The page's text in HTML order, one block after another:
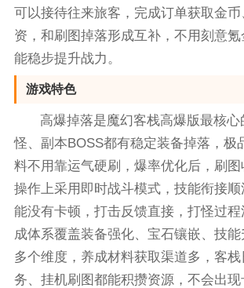
可以接待往来旅客，完成订单获取金
资，和刷图掉落形成互补，不用刻意
能稳步提升战力。
游戏特色
高爆掉落是魔幻客栈高爆版最核
怪、副本BOSS都有稳定装备掉落，极
料不用靠运气硬刷，爆率优化后，刷图
操作上采用即时战斗模式，技能衔接
能没有卡顿，打击反馈直接，打怪过
成体系覆盖装备强化、宝石镶嵌、技
多个维度，养成材料获取渠道多，客
务、挂机刷图都能积攒资源，不会出